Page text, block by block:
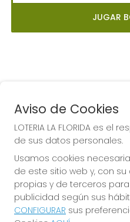
JUGAR
COMPRA
Y QUE
Aviso de Cookies
LOTERIA LA FLORIDA es
de sus datos personales.
Usamos cookies
de este sitio web y, con
propias y de terceros
publicidad según sus
CONFIGURAR sus